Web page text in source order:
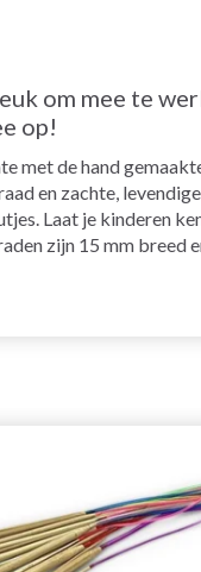
om mee te
op!
met de hand
en zachte,
Laat je kinderen
zijn 15 mm breed